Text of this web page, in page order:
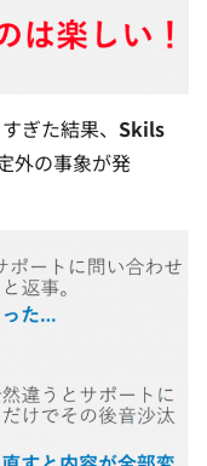
ぎた結果、 Skils
外の事象が発